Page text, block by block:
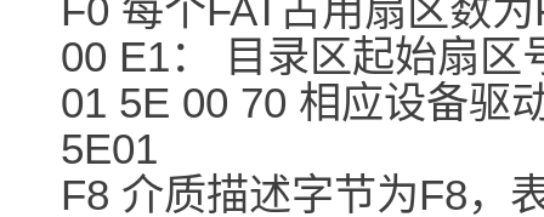
F0 每个FAT占用扇区数
00 E1： 目录区起始扇区
01 5E 00 70 相应设备驱
5E01
F8 介质描述字节为F8，